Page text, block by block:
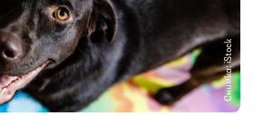
Снимка: iStock